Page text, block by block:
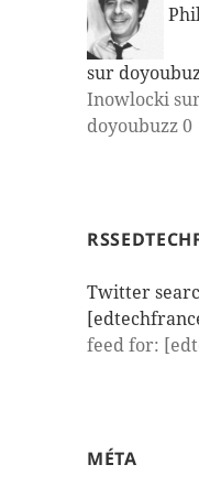
sur
Inowlocki
doyoubuzz 0
Twitter
feed for:
MÉTA